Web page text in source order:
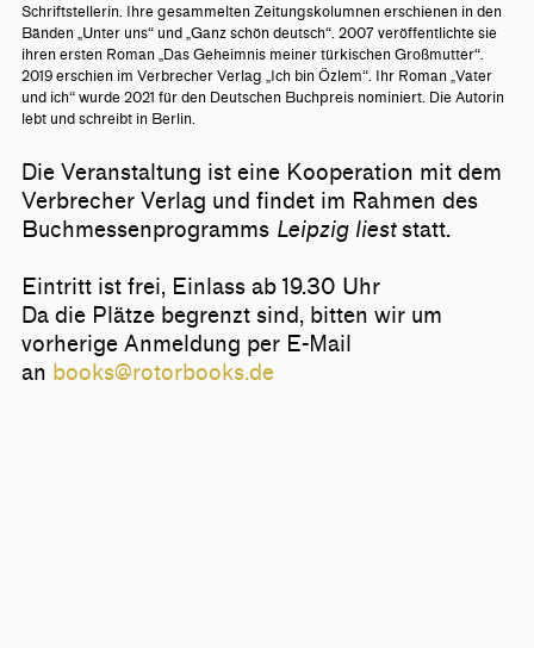
Schriftstellerin. Ihre gesammelten Zeitungskolumnen erschienen in den
Bänden „Unter uns“ und „Ganz schön deutsch“. 2007 veröffentlichte sie
ihren ersten Roman „Das Geheimnis meiner türkischen Großmutter“.
2019 erschien im Verbrecher Verlag „Ich bin Özlem“. Ihr Roman „Vater
und ich“ wurde 2021 für den Deutschen Buchpreis nominiert. Die Autorin
lebt und schreibt in Berlin.
Die Veranstaltung ist eine Kooperation mit dem
Verbrecher Verlag und findet im Rahmen des
Buchmessenprogramms Leipzig lieststatt.
Eintritt ist frei, Einlass ab 19.30 Uhr
Da die Plätze begrenzt sind, bitten wir um
vorherige Anmeldung per E-Mail
an books@rotorbooks.de